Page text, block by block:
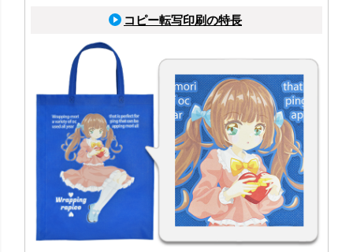
コピー転写印刷の特長